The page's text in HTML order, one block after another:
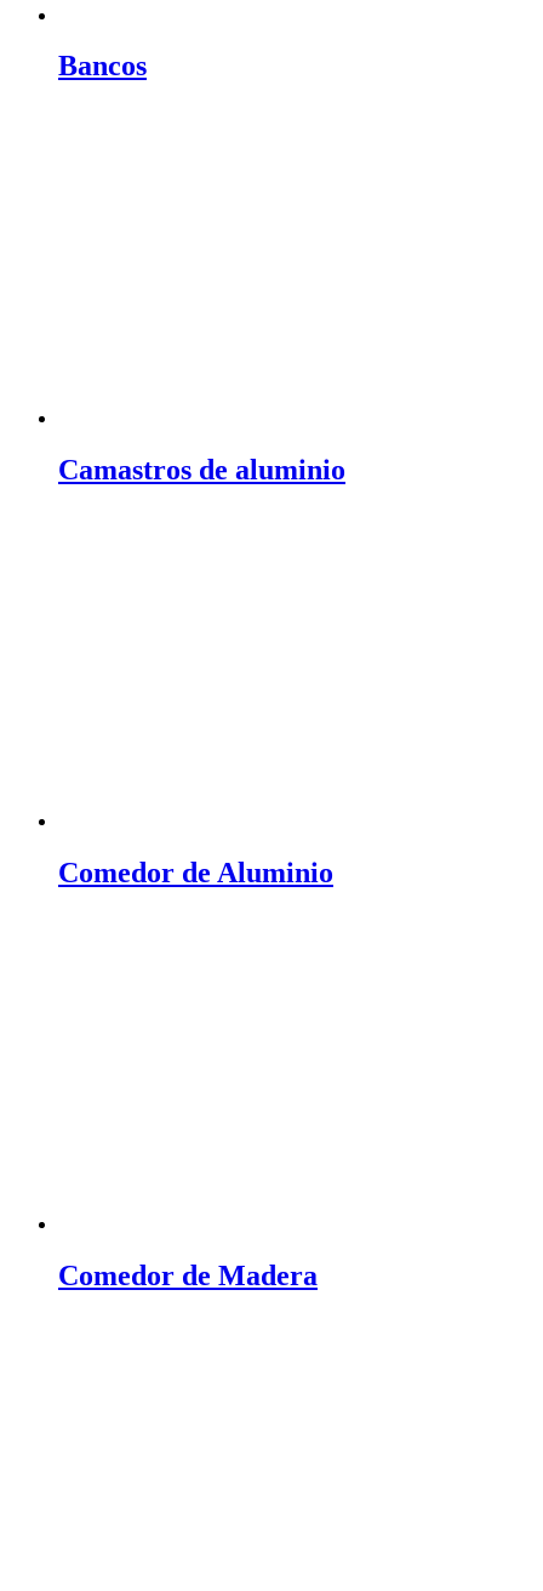
Bancos
Camastros de aluminio
Comedor de Aluminio
Comedor de Madera